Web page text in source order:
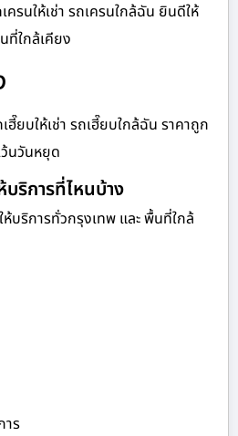
ครนให้เช่า รถเครนใกล้ฉัน ยินดีให้
ที่ใกล้เคียง
ฮี๊ยบให้เช่า รถเฮี๊ยบใกล้ฉัน ราคาถูก
นวันหยุด
บริการที่ไหนบ้าง
บริการทั่วกรุงเทพ และ พื้นที่ใกล้
าร